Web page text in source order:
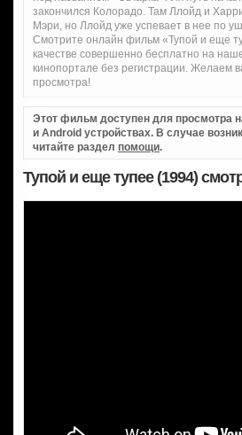
закончился Колорадо. Там Ллойд и
Мэри, но Ллойд уже успевает в нее по
Смотрите онлайн фильм «Тупой и еще
качестве совершенно бесплатно на
кинопортале без регистрации. Желаем
просмотра!
Этот фильм доступен для просмотра
и Android устройствах. В случае
читайте раздел помощи.
Тупой и еще тупее (1994)